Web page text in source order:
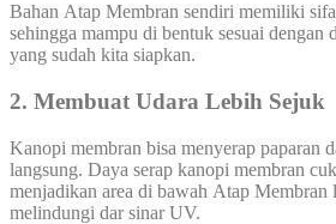
Bahan Atap Membran sendiri memiliki
sehingga mampu di bentuk sesuai dengan
yang sudah kita siapkan.
2. Membuat Udara Lebih Sejuk
Kanopi membran bisa menyerap paparan
langsung. Daya serap kanopi membran
menjadikan area di bawah Atap Membran
melindungi dar sinar UV.